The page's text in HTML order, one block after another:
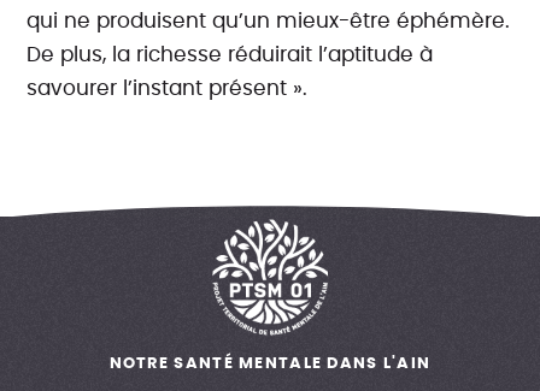
qui ne produisent qu’un mieux-être éphémère.
De plus, la richesse réduirait l’aptitude à
savourer l’instant présent ».
NOTRE SANTÉ MENTALE DANS L'AIN